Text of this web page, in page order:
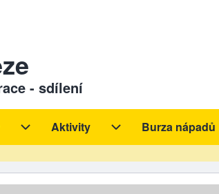
- sdílení
Pracovní materiály sub-navigation
Aktivity
Aktivity sub-navigation
Burza nápadů